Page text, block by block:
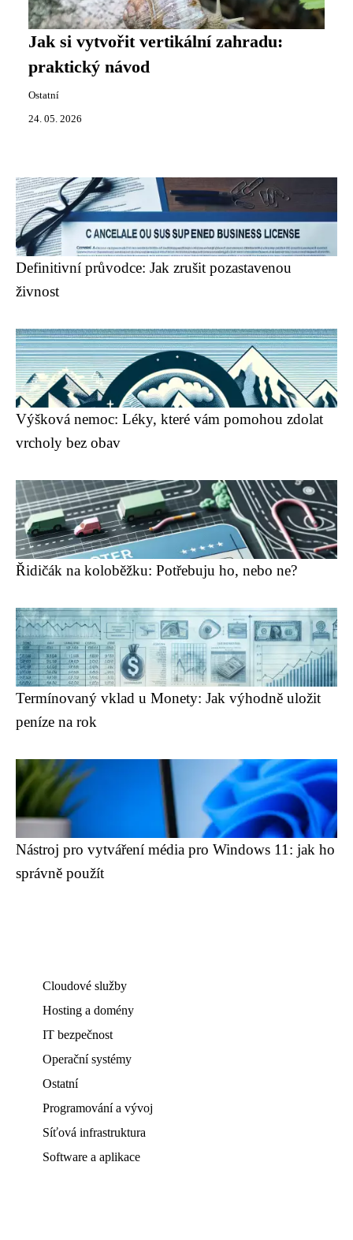
Jak si vytvořit vertikální zahradu:
praktický návod
Ostatní
24. 05. 2026
Definitivní průvodce: Jak zrušit pozastavenou
živnost
Výšková nemoc: Léky, které vám pomohou zdolat
vrcholy bez obav
Řidičák na koloběžku: Potřebuju ho, nebo ne?
Termínovaný vklad u Monety: Jak výhodně uložit
peníze na rok
Nástroj pro vytváření média pro Windows 11: jak ho
správně použít
Cloudové služby
Hosting a domény
IT bezpečnost
Operační systémy
Ostatní
Programování a vývoj
Síťová infrastruktura
Software a aplikace